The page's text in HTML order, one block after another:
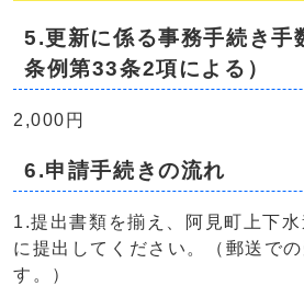
5.更新に係る事務手続き手
条例第33条2項による）
2,000円
6.申請手続きの流れ
1.提出書類を揃え、阿見町上下
に提出してください。（郵送で
す。）